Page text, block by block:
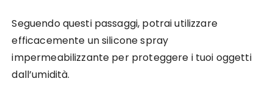
Seguendo questi passaggi, potrai utilizzare
efficacemente un silicone spray
impermeabilizzante per proteggere i tuoi oggetti
dall’umidità.